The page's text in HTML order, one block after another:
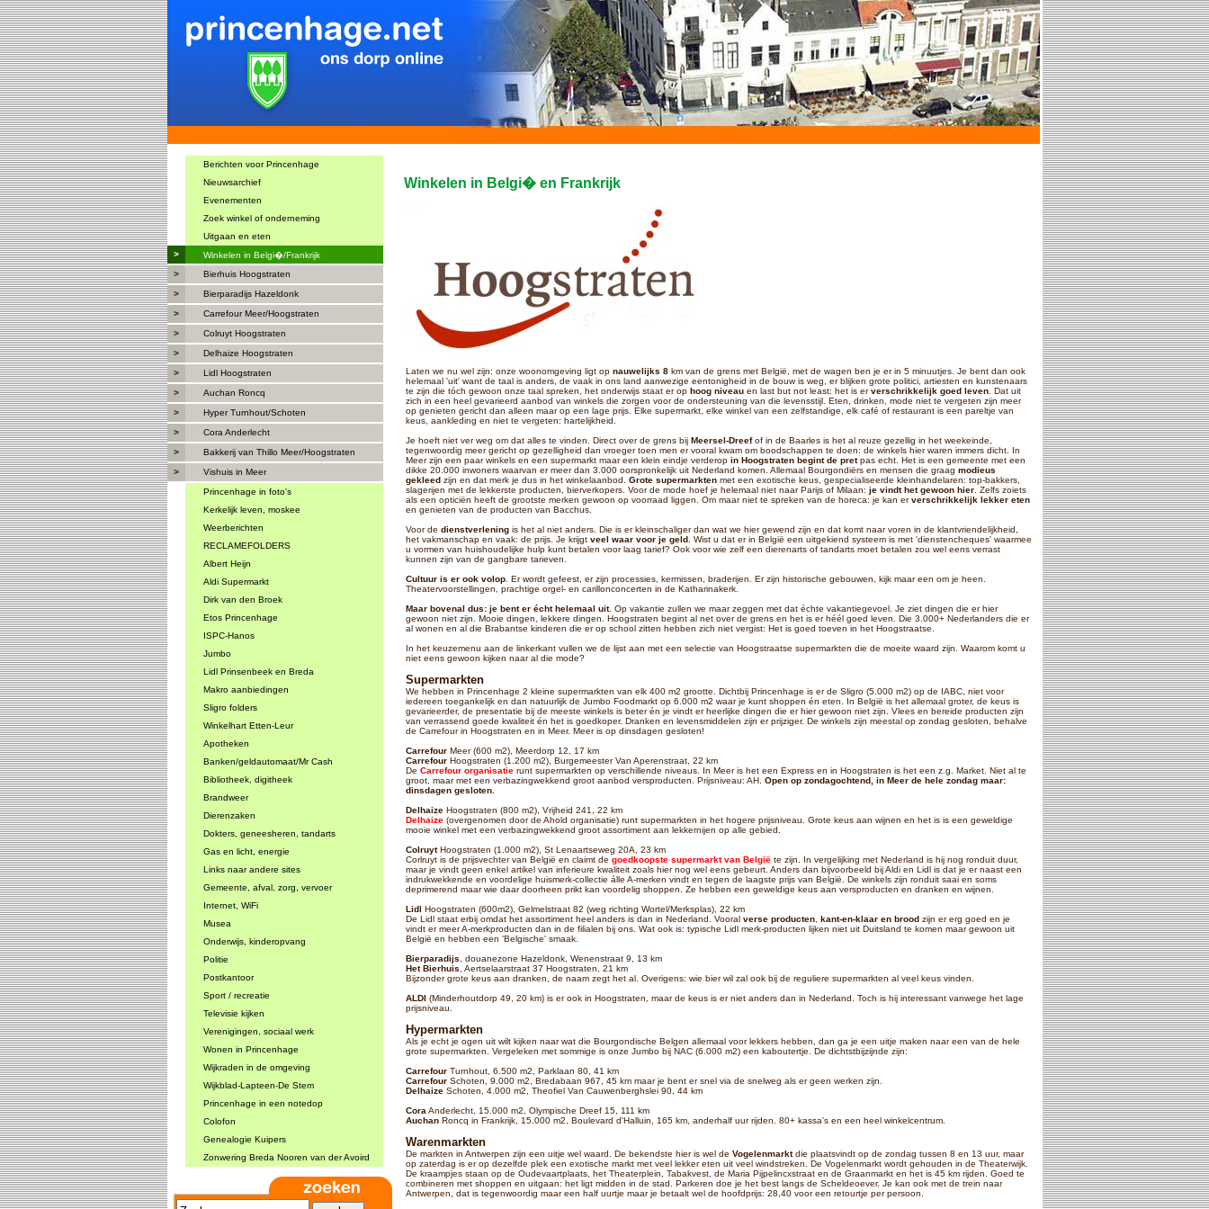
Berichten voor Princenhage
Nieuwsarchief
Evenementen
Zoek winkel of onderneming
Uitgaan en eten
>
Winkelen in Belgi�/Frankrijk
>
Bierhuis Hoogstraten
>
Bierparadijs Hazeldonk
>
Carrefour Meer/Hoogstraten
>
Colruyt Hoogstraten
>
Delhaize Hoogstraten
>
Lidl Hoogstraten
>
Auchan Roncq
>
Hyper Turnhout/Schoten
>
Cora Anderlecht
>
Bakkerij van Thillo Meer/Hoogstraten
>
Vishuis in Meer
Princenhage in foto's
Kerkelijk leven, moskee
Weerberichten
RECLAMEFOLDERS
Albert Heijn
Aldi Supermarkt
Dirk van den Broek
Etos Princenhage
ISPC-Hanos
Jumbo
Lidl Prinsenbeek en Breda
Makro aanbiedingen
Sligro folders
Winkelhart Etten-Leur
Apotheken
Banken/geldautomaat/Mr Cash
Bibliotheek, digitheek
Brandweer
Dierenzaken
Dokters, geneesheren, tandarts
Gas en licht, energie
Links naar andere sites
Gemeente, afval, zorg, vervoer
Internet, WiFi
Musea
Onderwijs, kinderopvang
Politie
Postkantoor
Sport / recreatie
Televisie kijken
Verenigingen, sociaal werk
Wonen in Princenhage
Wijkraden in de omgeving
Wijkblad-Lapteen-De Stem
Princenhage in een notedop
Colofon
Genealogie Kuipers
Zonwering Breda Nooren van der Avoird
Winkelen in Belgi� en Frankrijk
Laten we nu wel zijn: onze woonomgeving ligt op nauwelijks 8km van de grens met België, met de wagen ben je er in 5 minuutjes. Je bent dan ook
helemaal 'uit' want de taal is anders, de vaak in ons land aanwezige eentonigheid in de bouw is weg, er blijken grote politici, artiesten en kunstenaars
te zijn die tóch gewoon onze taal spreken, het onderwijs staat er op hoog niveauen last but not least: het is erverschrikkelijk goed leven. Dat uit
zich in een heel gevarieerd aanbod van winkels die zorgen voor de ondersteuning van die levensstijl. Eten, drinken, mode niet te vergeten zijn meer
op genieten gericht dan alleen maar op een lage prijs. Elke supermarkt, elke winkel van een zelfstandige, elk café of restaurant is een pareltje van
keus, aankleding en niet te vergeten: hartelijkheid.
Je hoeft niet ver weg om dat alles te vinden. Direct over de grens bij Meersel-Dreefof in de Baarles is het al reuze gezellig in het weekeinde,
tegenwoordig meer gericht op gezelligheid dan vroeger toen men er vooral kwam om boodschappen te doen: de winkels hier waren immers dicht. In
Meer zijn een paar winkels en een supermarkt maar een klein eindje verderop in Hoogstraten begint de pretpas echt. Het is een gemeente met een
dikke 20.000 inwoners waarvan er meer dan 3.000 oorspronkelijk uit Nederland komen. Allemaal Bourgondiërs en mensen die graag modieus
gekleedzijn en dat merk je dus in het winkelaanbod. Grote supermarktenmet een exotische keus, gespecialiseerde kleinhandelaren: top-bakkers,
slagerijen met de lekkerste producten, bierverkopers. Voor de mode hoef je helemaal niet naar Parijs of Milaan: je vindt het gewoon hier. Zelfs zoiets
als een opticiën heeft de grootste merken gewoon op voorraad liggen. Om maar niet te spreken van de horeca: je kan erverschrikkelijk lekker eten
en genieten van de producten van Bacchus.
Voor de dienstverleningis het al niet anders. Die is er kleinschaliger dan wat we hier gewend zijn en dat komt naar voren in de klantvriendelijkheid,
het vakmanschap en vaak: de prijs. Je krijgt veel waar voor je geld. Wist u dat er in België een uitgekiend systeem is met 'dienstencheques' waarmee
u vormen van huishoudelijke hulp kunt betalen voor laag tarief? Ook voor wie zelf een dierenarts of tandarts moet betalen zou wel eens verrast
kunnen zijn van de gangbare tarieven.
Cultuur is er ook volop. Er wordt gefeest, er zijn processies, kermissen, braderijen. Er zijn historische gebouwen, kijk maar een om je heen.
Theatervoorstellingen, prachtige orgel- en carillonconcerten in de Katharinakerk.
Maar bovenal dus: je bent er écht helemaal uit. Op vakantie zullen we maar zeggen met dat échte vakantiegevoel. Je ziet dingen die er hier
gewoon niet zijn. Mooie dingen, lekkere dingen. Hoogstraten begint al net over de grens en het is er héél goed leven. Die 3.000+ Nederlanders die er
al wonen en al die Brabantse kinderen die er op school zitten hebben zich niet vergist: Het is goed toeven in het Hoogstraatse.
In het keuzemenu aan de linkerkant vullen we de lijst aan met een selectie van Hoogstraatse supermarkten die de moeite waard zijn. Waarom komt u
niet eens gewoon kijken naar al die mode?
Supermarkten
We hebben in Princenhage 2 kleine supermarkten van elk 400 m2 grootte. Dichtbij Princenhage is er de Sligro (5.000 m2) op de IABC, niet voor
iedereen toegankelijk en dan natuurlijk de Jumbo Foodmarkt op 6.000 m2 waar je kunt shoppen én eten. In België is het allemaal groter, de keus is
gevarieerder, de presentatie bij de meeste winkels is beter én je vindt er heerlijke dingen die er hier gewoon niet zijn. Vlees en bereide producten zijn
van verrassend goede kwaliteit én het is goedkoper. Dranken en levensmiddelen zijn er prijziger. De winkels zijn meestal op zondag gesloten, behalve
de Carrefour in Hoogstraten en in Meer. Meer is op dinsdagen gesloten!
CarrefourMeer (600 m2), Meerdorp 12, 17 km
CarrefourHoogstraten (1.200 m2), Burgemeester Van Aperenstraat, 22 km
De Carrefour organisatierunt supermarkten op verschillende niveaus. In Meer is het een Express en in Hoogstraten is het een z.g. Market. Niet al te
groot, maar met een verbazingwekkend groot aanbod versproducten. Prijsniveau: AH. Open op zondagochtend, in Meer de hele zondag maar:
dinsdagen gesloten.
DelhaizeHoogstraten (800 m2), Vrijheid 241, 22 km
Delhaize(overgenomen door de Ahold organisatie) runt supermarkten in het hogere prijsniveau. Grote keus aan wijnen en het is is een geweldige
mooie winkel met een verbazingwekkend groot assortiment aan lekkernijen op alle gebied.
ColruytHoogstraten (1.000 m2), St Lenaartseweg 20A, 23 km
Corlruyt is de prijsvechter van België en claimt de goedkoopste supermarkt van Belgiëte zijn. In vergelijking met Nederland is hij nog ronduit duur,
maar je vindt geen enkel artikel van inferieure kwaliteit zoals hier nog wel eens gebeurt. Anders dan bijvoorbeeld bij Aldi en Lidl is dat je er naast een
indrukwekkende en voordelige huismerk-collectie álle A-merken vindt en tegen de laagste prijs van België. De winkels zijn ronduit saai en soms
deprimerend maar wie daar doorheen prikt kan voordelig shoppen. Ze hebben een geweldige keus aan versproducten en dranken en wijnen.
Lidl Hoogstraten (600m2), Gelmelstraat 82 (weg richting Wortel/Merksplas), 22 km
De Lidl staat erbij omdat het assortiment heel anders is dan in Nederland. Vooral verse producten, kant-en-klaar en broodzijn er erg goed en je
vindt er meer A-merkproducten dan in de filialen bij ons. Wat ook is: typische Lidl merk-producten lijken niet uit Duitsland te komen maar gewoon uit
België en hebben een 'Belgische' smaak.
Bierparadijs , douanezone Hazeldonk, Wenenstraat 9, 13 km
Het Bierhuis , Aertselaarstraat 37 Hoogstraten, 21 km
Bijzonder grote keus aan dranken, de naam zegt het al. Overigens: wie bier wil zal ook bij de reguliere supermarkten al veel keus vinden.
ALDI(Minderhoutdorp 49, 20 km) is er ook in Hoogstraten, maar de keus is er niet anders dan in Nederland. Toch is hij interessant vanwege het lage
prijsniveau.
Hypermarkten
Als je echt je ogen uit wilt kijken naar wat die Bourgondische Belgen allemaal voor lekkers hebben, dan ga je een uitje maken naar een van de hele
grote supermarkten. Vergeleken met sommige is onze Jumbo bij NAC (6.000 m2) een kaboutertje. De dichtstbijzijnde zijn:
CarrefourTurnhout, 6.500 m2, Parklaan 80, 41 km
CarrefourSchoten, 9.000 m2, Bredabaan 967, 45 km maar je bent er snel via de snelweg als er geen werken zijn.
DelhaizeSchoten, 4.000 m2, Theofiel Van Cauwenberghslei 90, 44 km
Cora Anderlecht, 15.000 m2, Olympische Dreef 15, 111 km
AuchanRoncq in Frankrijk, 15.000 m2, Boulevard d'Halluin, 165 km, anderhalf uur rijden. 80+ kassa's en een heel winkelcentrum.
Warenmarkten
De markten in Antwerpen zijn een uitje wel waard. De bekendste hier is wel de Vogelenmarktdie plaatsvindt op de zondag tussen 8 en 13 uur, maar
op zaterdag is er op dezelfde plek een exotische markt met veel lekker eten uit veel windstreken. De Vogelenmarkt wordt gehouden in de Theaterwijk.
De kraampjes staan op de Oudevaartplaats, het Theaterplein, Tabakvest, de Maria Pijpelincxstraat en de Graanmarkt en het is 45 km rijden. Goed te
combineren met shoppen en uitgaan: het ligt midden in de stad. Parkeren doe je het best langs de Scheldeoever. Je kan ook met de trein naar
Antwerpen, dat is tegenwoordig maar een half uurtje maar je betaalt wel de hoofdprijs: 28,40 voor een retourtje per persoon.